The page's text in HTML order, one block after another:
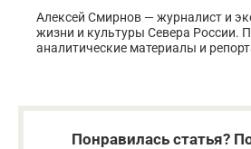
Алексей Смирнов — журналист и
жизни и культуры Севера России.
аналитические материалы и
Понравилась статья?